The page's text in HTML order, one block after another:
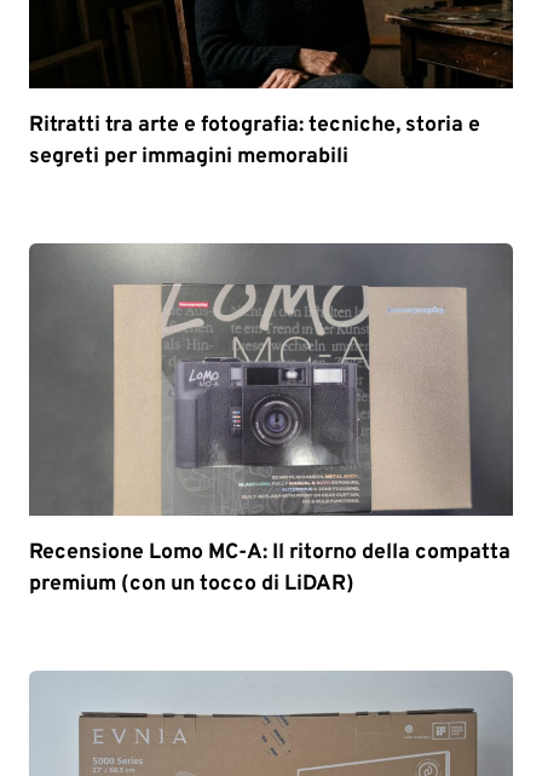
Ritratti tra arte e fotografia: tecniche, storia e
segreti per immagini memorabili
Recensione Lomo MC-A: Il ritorno della compatta
premium (con un tocco di LiDAR)